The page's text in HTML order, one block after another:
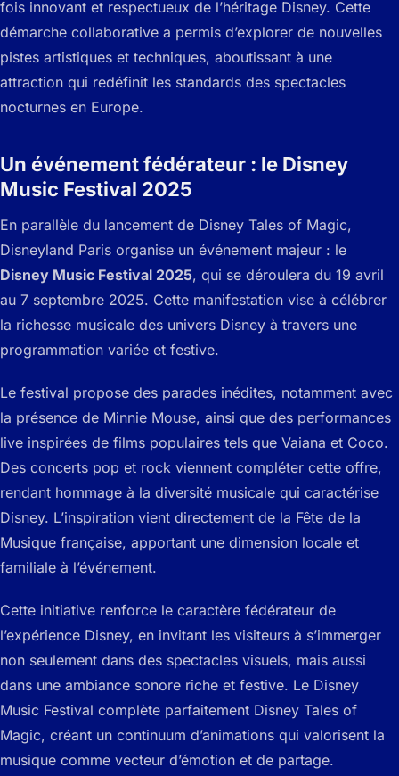
fois innovant et respectueux de l’héritage Disney. Cette
démarche collaborative a permis d’explorer de nouvelles
pistes artistiques et techniques, aboutissant à une
attraction qui redéfinit les standards des spectacles
nocturnes en Europe.
Un événement fédérateur : le Disney
Music Festival 2025
En parallèle du lancement de Disney Tales of Magic,
Disneyland Paris organise un événement majeur : le
Disney Music Festival 2025, qui se déroulera du 19 avril
au 7 septembre 2025. Cette manifestation vise à célébrer
la richesse musicale des univers Disney à travers une
programmation variée et festive.
Le festival propose des parades inédites, notamment avec
la présence de Minnie Mouse, ainsi que des performances
live inspirées de films populaires tels que Vaiana et Coco.
Des concerts pop et rock viennent compléter cette offre,
rendant hommage à la diversité musicale qui caractérise
Disney. L’inspiration vient directement de la Fête de la
Musique française, apportant une dimension locale et
familiale à l’événement.
Cette initiative renforce le caractère fédérateur de
l’expérience Disney, en invitant les visiteurs à s’immerger
non seulement dans des spectacles visuels, mais aussi
dans une ambiance sonore riche et festive. Le Disney
Music Festival complète parfaitement Disney Tales of
Magic, créant un continuum d’animations qui valorisent la
musique comme vecteur d’émotion et de partage.